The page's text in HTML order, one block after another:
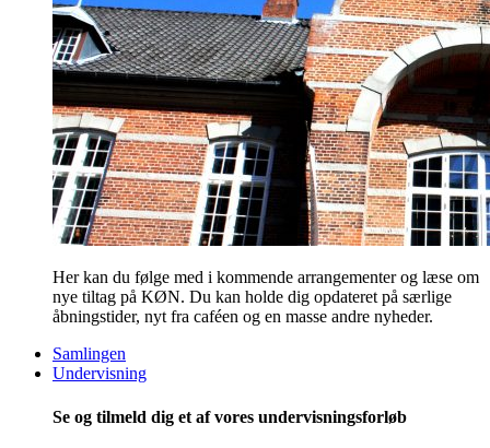
Her kan du følge med i kommende arrangementer og læse om
nye tiltag på KØN. Du kan holde dig opdateret på særlige
åbningstider, nyt fra caféen og en masse andre nyheder.
Samlingen
Undervisning
Se og tilmeld dig et af vores undervisningsforløb